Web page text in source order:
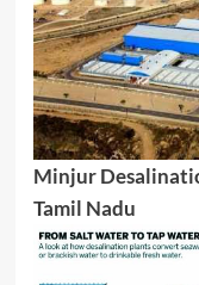
Minjur
Tamil Nadu